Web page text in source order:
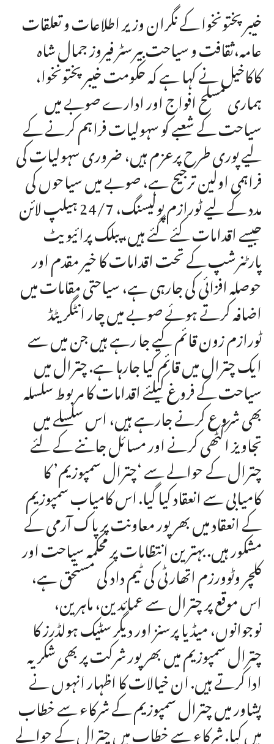
خیبر پختونخوا کے نگران وزیر اطلاعات و تعلقات
عامہ،ثقافت و سیاحت بیرسٹر فیروز جمال شاہ
کاکاخیل نے کہا ہے کہ حکومت خیبرپختونخوا،
ہماری مسلح افواج اور ادارے صوبے میں
سیاحت کے شعبے کو سہولیات فراہم کرنے کے
لیے پوری طرح پرعزم ہیں، ضروری سہولیات کی
فراہمی اولین ترجیح ہے، صوبے میں سیاحوں کی
مدد کے لیے ٹورازم پولیسنگ، 24/7 ہیلپ لائن
جیسے اقدامات کئے گئے ہیں، پبلک پرائیویٹ
پارٹنرشپ کے تحت اقدامات کا خیر مقدم اور
حوصلہ افزائی کی جارہی ہے، سیاحتی مقامات میں
اضافہ کرتے ہوئے صوبے میں چار انٹگریٹڈ
ٹورازم زون قائم کیے جا رہے ہیں جن میں سے
ایک چترال میں قائم کیا جارہا ہے. چترال میں
سیاحت کے فروغ کیلئے اقدامات کا مربوط سلسلہ
بھی شروع کرنے جارہے ہیں، اس سلسلے میں
تجاویز اکٹھی کرنے اور مسائل جاننے کے لئے
چترال کے حوالے سے ‘چترال سمپوزیم’ کا
کامیابی سے انعقاد کیا گیا. اس کامیاب سمپوزیم
کے انعقاد میں بھرپور معاونت پر پاک آرمی کے
مشکور ہیں. بہترین انتظامات پر محکمہ سیاحت اور
کلچر وٹوورزم اتھارٹی کی ٹیم داد کی مستحق ہے،
اس موقع پر چترال سے عمائدین، ماہرین،
نوجوانوں، میڈیا پرسنز اور دیگر سٹیک ہولڈرز کا
چترال سمپوزیم میں بھرپور شرکت پر بھی شکریہ
ادا کرتے ہیں. ان خیالات کا اظہار انہوں نے
پشاور میں چترال سمپوزیم کے شرکاء سے خطاب
میں کیا. شرکاء سے خطاب میں چترال کے حوالے